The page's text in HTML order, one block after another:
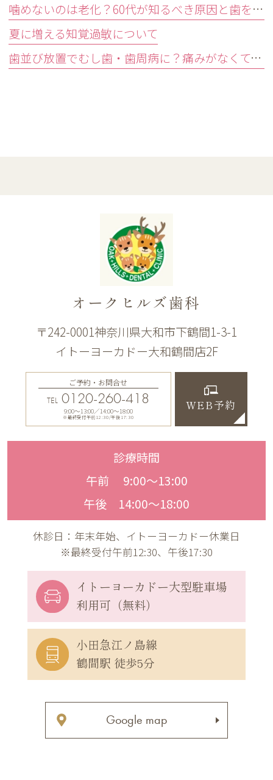
噛めないのは老化？60代が知るべき原因と歯を残す精密治療
夏に増える知覚過敏について
歯並び放置でむし歯・歯周病に？痛みがなくても受診すべきサイン
オークヒルズ歯科
〒242-0001神奈川県大和市下鶴間1-3-1
イトーヨーカドー大和鶴間店2F
ご予約・お問合せ
TEL 0120-260-418
9:00〜13:00／14:00〜18:00
※最終受付午前12:30/午後17:30
WEB予約
診療時間
午前 9:00〜13:00
午後 14:00〜18:00
休診日：年末年始、イトーヨーカドー休業日
※最終受付午前12:30、午後17:30
イトーヨーカドー大型駐車場
利用可（無料）
小田急江ノ島線
鶴間駅 徒歩5分
Google map